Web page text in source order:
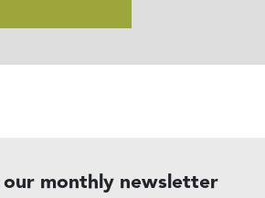
monthly newsletter